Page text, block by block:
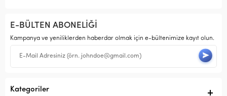
E-BÜLTEN ABONELİĞİ
Kampanya ve yeniliklerden haberdar olmak için e-bültenimize kayıt olun.
Kategoriler